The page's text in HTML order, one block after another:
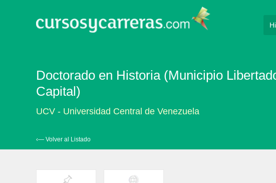
Doctorado en Historia (Municipio
Capital)
UCV - Universidad Central de Venezuela
‹— Volver al Listado